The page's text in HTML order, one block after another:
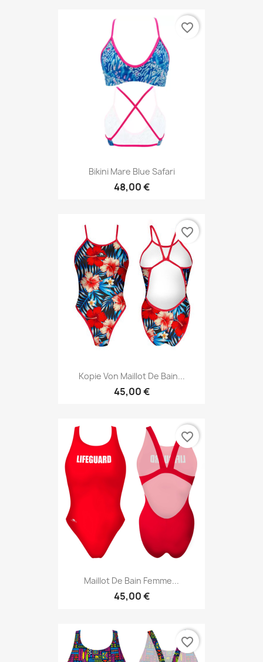
Bikini Mare Blue Safari
48,00 €
favorite_border
Kopie Von Maillot De Bain...
45,00 €
favorite_border
Maillot De Bain Femme...
45,00 €
favorite_border
favorite_border